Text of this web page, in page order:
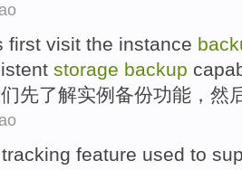
first visit the instance
storage backup
先了解实例 备份功能 ， 然
tracking feature used to